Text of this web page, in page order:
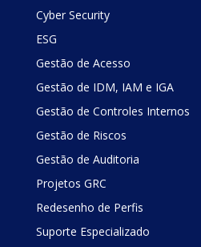
Cyber Security
ESG
Gestão de Acesso
Gestão de IDM, IAM e IGA
Gestão de Controles Internos
Gestão de Riscos
Gestão de Auditoria
Projetos GRC
Redesenho de Perfis
Suporte Especializado